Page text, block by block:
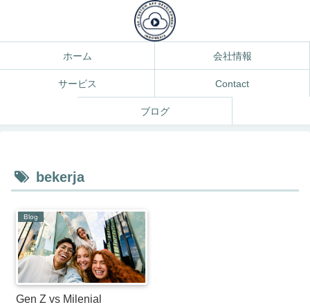
ホーム 会社情報
サービス Contact
ブログ
bekerja
Blog
Gen Z vs Milenial